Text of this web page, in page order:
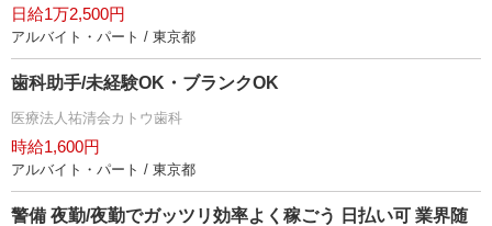
日給1万2,500円
アルバイト・パート / 東京都
歯科助手/未経験OK・ブランクOK
医療法人祐清会カトウ歯科
時給1,600円
アルバイト・パート / 東京都
警備 夜勤/夜勤でガッツリ効率よく稼ごう 日払い可 業界随